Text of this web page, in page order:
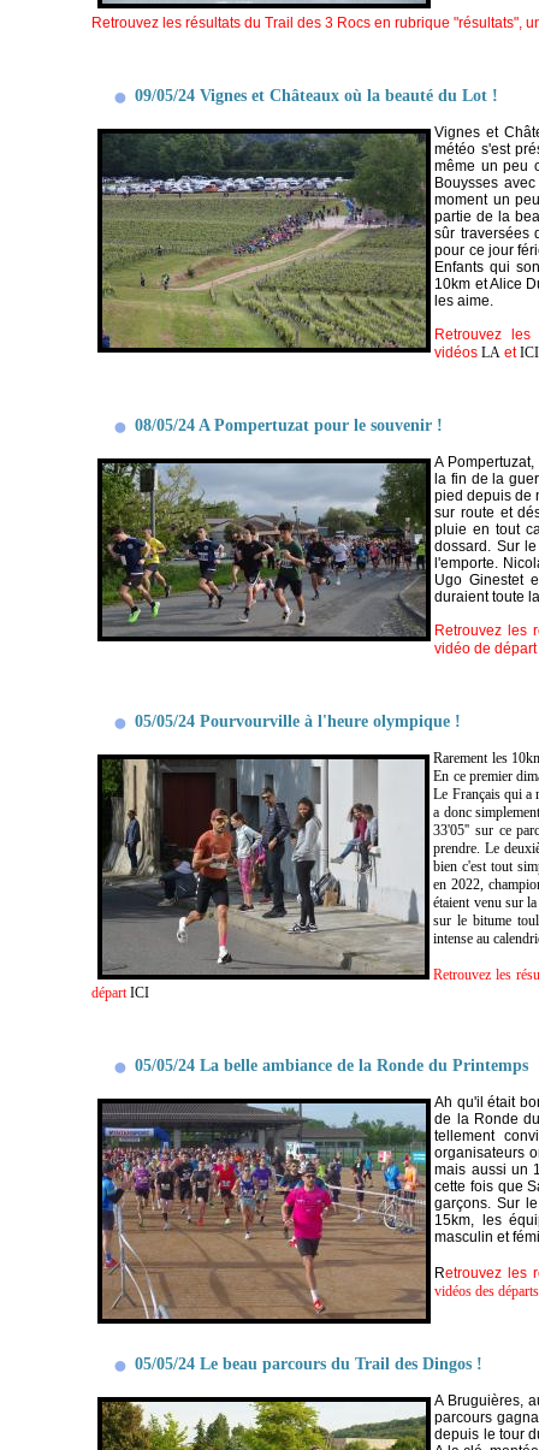
Retrouvez les résultats du Trail des 3 Rocs en rubrique "résultats",
09/05/24 Vignes et Châteaux où la beauté du Lot !
Vignes et
météo s'est
même un peu
Bouysses
moment un
partie de la
sûr traversées
pour ce jour
Enfants qui
10km et Alice
les aime.
Retrouvez
vidéosLA etICI
08/05/24 A Pompertuzat pour le souvenir !
A
la fin de la
pied depuis de
sur route et
pluie en tout
dossard. Sur
l'emporte.
Ugo Ginestet
duraient toute
Retrouvez les
vidéo de
05/05/24 Pourvourville à l'heure olympique !
Rarement les
En ce premier
Le Français qui a
a donc
33'05'' sur ce
prendre. Le
bien c'est tout
en 2022,
étaient venu sur
sur le bitume
intense au
Retrouvez les
départICI
05/05/24 La belle ambiance de la Ronde du Printemps
Ah qu'il était
de la Ronde
tellement
organisateurs
mais aussi un
cette fois que
garçons. Sur
15km, les
masculin et
Retrouvez les
vidéos des départs
05/05/24 Le beau parcours du Trail des Dingos !
A Bruguières,
parcours
depuis le tour